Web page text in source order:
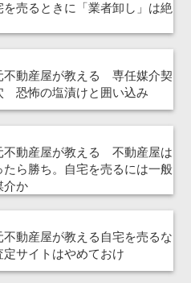
を売るときに「業者卸し」は絶
不動産屋が教える 専任媒介契
恐怖の塩漬けと囲い込み
不動産屋が教える 不動産屋は
たら勝ち。自宅を売るには一般
介か
不動産屋が教える自宅を売るな
定サイトはやめておけ